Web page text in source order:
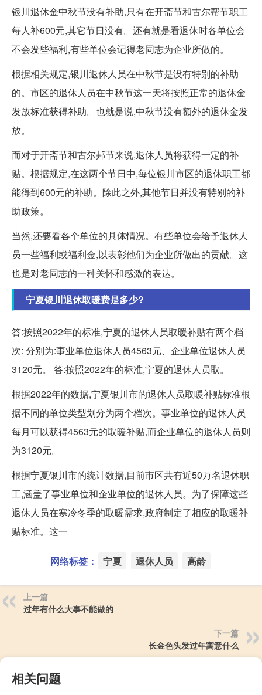
银川退休金中秋节没有补助,只有在开斋节和古尔帮节职工
每人补600元,其它节日没有。还有就是看退休时各单位会
不会发些福利,有些单位会记得老同志为企业所做的。
根据相关规定,银川退休人员在中秋节是没有特别的补助
的。市区的退休人员在中秋节这一天将按照正常的退休金
发放标准获得补助。也就是说,中秋节没有额外的退休金发
放。
而对于开斋节和古尔邦节来说,退休人员将获得一定的补
贴。根据规定,在这两个节日中,每位银川市区的退休职工都
能得到600元的补助。除此之外,其他节日并没有特别的补
助政策。
当然,还要看各个单位的具体情况。有些单位会给予退休人
员一些福利或福利金,以表彰他们为企业所做出的贡献。这
也是对老同志的一种关怀和感激的表达。
宁夏银川退休取暖费是多少?
答:按照2022年的标准,宁夏的退休人员取暖补贴有两个档
次: 分别为:事业单位退休人员4563元、企业单位退休人员
3120元。 答:按照2022年的标准,宁夏的退休人员取。
根据2022年的数据,宁夏银川市的退休人员取暖补贴标准根
据不同的单位类型划分为两个档次。事业单位的退休人员
每月可以获得4563元的取暖补贴,而企业单位的退休人员则
为3120元。
根据宁夏银川市的统计数据,目前市区共有近50万名退休职
工,涵盖了事业单位和企业单位的退休人员。为了保障这些
退休人员在寒冷冬季的取暖需求,政府制定了相应的取暖补
贴标准。这一
网络标签： 宁夏 退休人员 高龄
上一篇
过年有什么大事不能做的
下一篇
长金色头发过年寓意什么
相关问题